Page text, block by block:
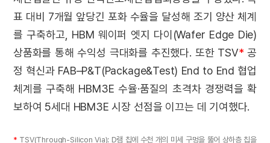
표 대비 7개월 앞당긴 포화 수율을 달성해 조기 양산 체계
를 구축하고, HBM 웨이퍼 엣지 다이(Wafer Edge Die)
상품화를 통해 수익성 극대화를 추진했다. 또한 TSV*공
정 혁신과 FAB–P&T(Package&Test) End to End 협업
체계를 구축해 HBM3E 수율·품질의 초격차 경쟁력을 확
보하여 5세대 HBM3E 시장 선점을 이끄는 데 기여했다.
* TSV(Through-Silicon Via): D램 칩에 수천 개의 미세 구멍을 뚫어 상하층 칩을